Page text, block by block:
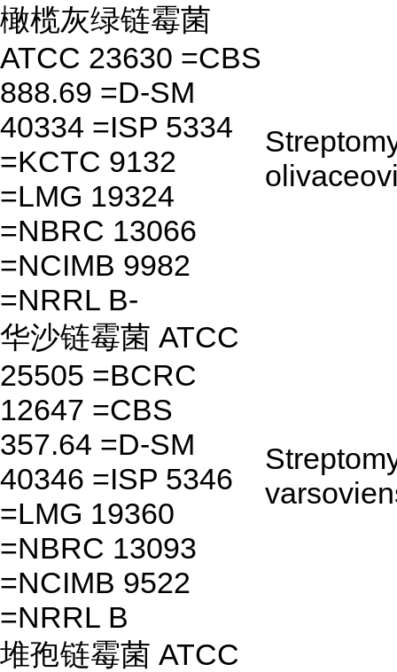
橄榄灰绿链霉菌
ATCC 23630 =CBS
888.69 =D-SM
40334 =ISP 5334
=KCTC 9132
=LMG 19324
=NBRC 13066
=NCIMB 9982
=NRRL B-
华沙链霉菌 ATCC
25505 =BCRC
12647 =CBS
357.64 =D-SM
40346 =ISP 5346
=LMG 19360
=NBRC 13093
=NCIMB 9522
=NRRL B
堆孢链霉菌 ATCC